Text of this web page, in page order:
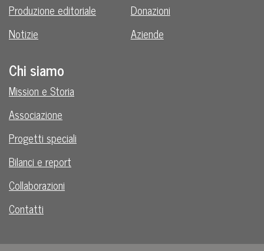
Produzione editoriale
Notizie
Donazioni
Aziende
Chi siamo
Mission e Storia
Associazione
Progetti speciali
Bilanci e report
Collaborazioni
Contatti